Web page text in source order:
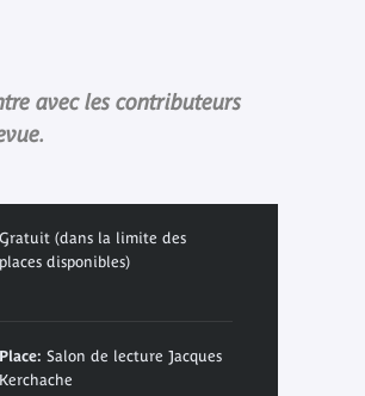
avec les contributeurs
Gratuit (dans la limite des
places disponibles)
Place: Salon de lecture Jacques
Kerchache